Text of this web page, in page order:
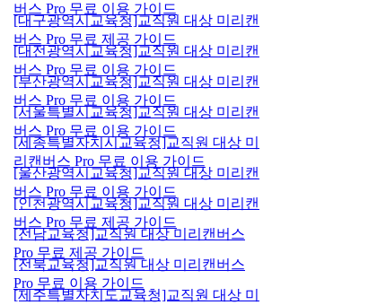
버스 Pro 무료 이용 가이드
[대구광역시교육청]교직원 대상 미리캔
버스 Pro 무료 제공 가이드
[대전광역시교육청]교직원 대상 미리캔
버스 Pro 무료 이용 가이드
[부산광역시교육청]교직원 대상 미리캔
버스 Pro 무료 이용 가이드
[서울특별시교육청]교직원 대상 미리캔
버스 Pro 무료 이용 가이드
[세종특별자치시교육청]교직원 대상 미
리캔버스 Pro 무료 이용 가이드
[울산광역시교육청]교직원 대상 미리캔
버스 Pro 무료 이용 가이드
[인천광역시교육청]교직원 대상 미리캔
버스 Pro 무료 제공 가이드
[전남교육청]교직원 대상 미리캔버스
Pro 무료 제공 가이드
[전북교육청]교직원 대상 미리캔버스
Pro 무료 이용 가이드
[제주특별자치도교육청]교직원 대상 미